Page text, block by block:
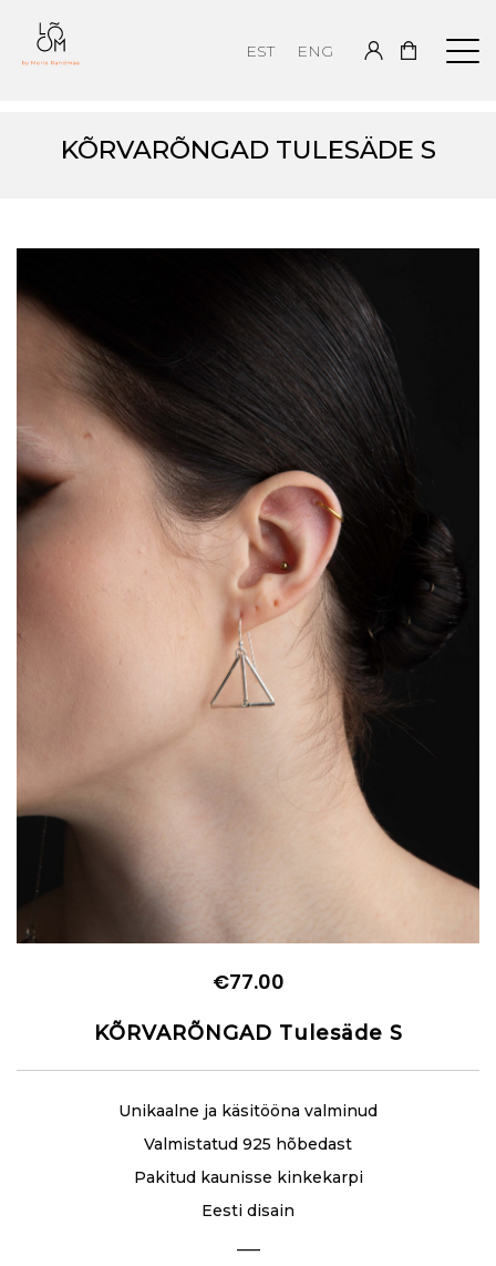
EST ENG
KÕRVARÕNGAD TULESÄDE S
€77.00
KÕRVARÕNGAD Tulesäde S
Unikaalne ja käsitööna valminud
Valmistatud 925 hõbedast
Pakitud kaunisse kinkekarpi
Eesti disain